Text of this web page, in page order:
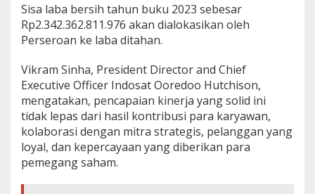
h
C
o
Sisa laba bersih tahun buku 2023 sebesar
Rp2.342.362.811.976 akan dialokasikan oleh
Perseroan ke laba ditahan.
Vikram Sinha, President Director and Chief
Executive Officer Indosat Ooredoo Hutchison,
mengatakan, pencapaian kinerja yang solid ini
tidak lepas dari hasil kontribusi para karyawan,
kolaborasi dengan mitra strategis, pelanggan yang
loyal, dan kepercayaan yang diberikan para
pemegang saham.